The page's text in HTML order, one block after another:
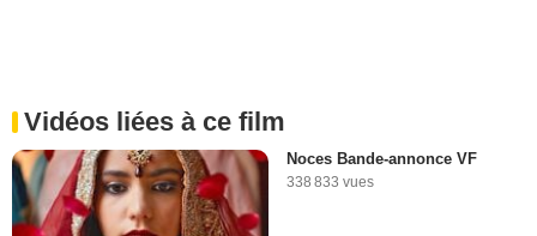
Vidéos liées à ce film
Noces Bande-annonce VF
338 833 vues